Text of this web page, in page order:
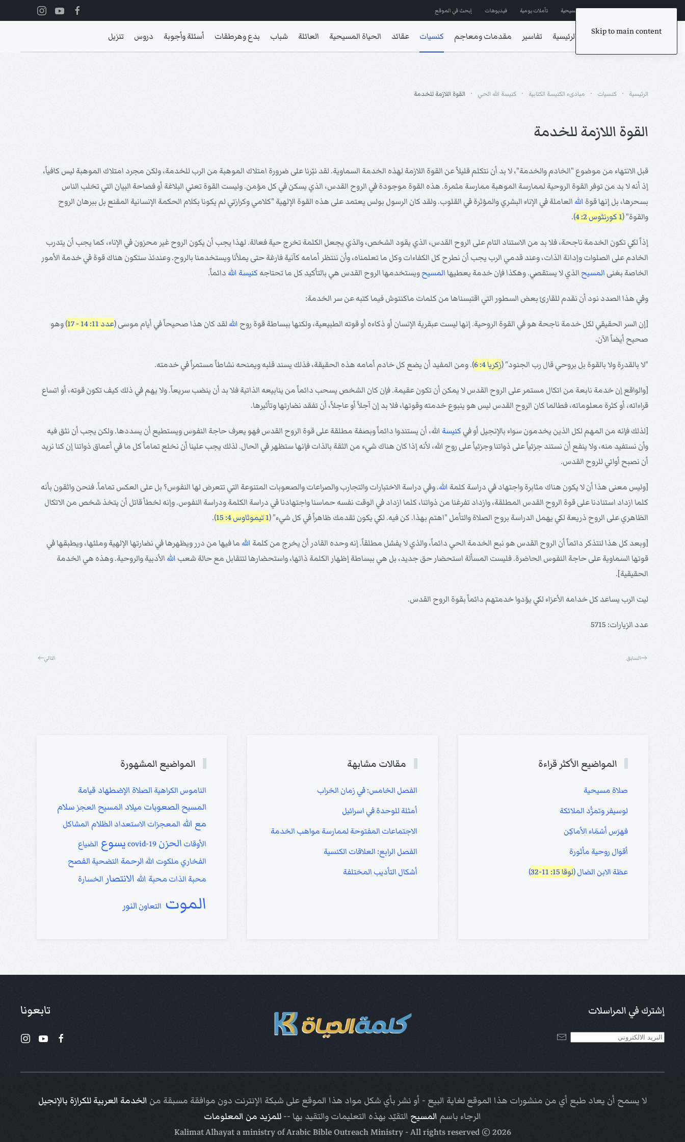
Skip to main content
إشترك في المراسلات ترانيم مسيحية تأملات يومية فيديوهات إبحث في الموقع
الرئيسية تفاسير مقدمات ومعاجم كنسيات عقائد الحياة المسيحية العائلة شباب بدع وهرطقات أسئلة وأجوبة دروس تنزيل
الرئيسية كنسيات مبادىء الكنيسة الكتابية كنيسة الله الحي القوة اللازمة للخدمة
القوة اللازمة للخدمة
قبل الانتهاء من موضوع "الخادم والخدمة"، لا بد أن نتكلم قليلاً عن القوة اللازمة لهذه الخدمة السماوية. لقد نبّرنا على ضرورة امتلاك الموهبة من الرب للخدمة، ولكن مجرد امتلاك الموهبة ليس كافياً،
إذ أنه لا بد من توفر القوة الروحية لممارسة الموهبة ممارسة مثمرة. هذه القوة موجودة في الروح القدس، الذي يسكن في كل مؤمن. وليست القوة تعني البلاغة أو فصاحة البيان التي تخلب الناس
بسحرها، بل إنها قوة الله العاملة في الإناء البشري والمؤثرة في القلوب. ولقد كان الرسول بولس يعتمد على هذه القوة الإلهية "كلامي وكرازتي لم يكونا بكلام الحكمة الإنسانية المقنع بل ببرهان الروح
والقوة" (1 كورنثوس 2: 4 ).
إذاً لكي تكون الخدمة ناجحة، فلا بد من الاستناد التام على الروح القدس، الذي يقود الشخص، والذي يجعل الكلمة تخرج حية فعالة. لهذا يجب أن يكون الروح غير محزون في الإناء، كما يجب أن يتدرب
الخادم على الصلوات وإدانة الذات، وعند قدمي الرب يجب أن نطرح كل الكفاءات وكل ما تعلمناه، وأن ننتظر أمامه كآنية فارغة حتى يملأنا ويستخدمنا بالروح. وعندئذ ستكون هناك قوة في خدمة الأمور
الخاصة بغنى المسيح الذي لا يستقصي. وهكذا فإن خدمة يعطيهاالمسيحويستخدمها الروح القدس هي بالتأكيد كل ما تحتاجه كنيسة الله دائماً.
وفي هذا الصدد نود أن نقدم للقارئ بعض السطور التي اقتبسناها من كلمات ماكنتوش فيما كتبه عن سر الخدمة:
[إن السر الحقيقي لكل خدمة ناجحة هو في القوة الروحية. إنها ليست عبقرية الإنسان أو ذكاءه أو قوته الطبيعية، ولكنها ببساطة قوة روح الله لقد كان هذا صحيحاً في أيام موسى (عدد 11: 14 - 17
) وهو
صحيح أيضاً الآن.
"لا بالقدرة ولا بالقوة بل بروحي قال رب الجنود" (زكريا 4: 6 ). ومن المفيد أن يضع كل خادم أمامه هذه الحقيقة، فذلك يسند قلبه ويمنحه نشاطاً مستمراً في خدمته.
[والواقع إن خدمة نابعة من اتكال مستمر على الروح القدس لا يمكن أن تكون عقيمة. فإن كان الشخص يسحب دائماً من ينابيعه الذاتية فلا بد أن ينضب سريعاً. ولا يهم في ذلك كيف تكون قوته، أو اتساع
قراءاته، أو كثرة معلوماته، فطالما كان الروح القدس ليس هو ينبوع خدمته وقوتها، فلا بد إن آجلاً أو عاجلاً، أن تفقد نضارتها وتأثيرها.
[لذلك فإنه من المهم لكل الذين يخدمون سواء بالإنجيل أو في كنيسة الله، أن يستندوا دائماً وبصفة مطلقة على قوة الروح القدس فهو يعرف حاجة النفوس ويستطيع أن يسددها. ولكن يجب أن نثق فيه
وأن نستفيد منه، ولا ينفع أن نستند جزئياً على ذواتنا وجزئياً على روح الله، لأنه إذا كان هناك شيء من الثقة بالذات فإنها ستظهر في الحال. لذلك يجب علينا أن نخلع تماماً كل ما في أعماق ذواتنا إن كنا نريد
أن نصبح أواني للروح القدس.
[وليس معنى هذا أن لا يكون هناك مثابرة واجتهاد في دراسة كلمة الله. وفي دراسة الاختبارات والتجارب والصراعات والصعوبات المتنوعة التي تتعرض لها النفوس؟ بل على العكس تماماً. فنحن واثقون بأنه
كلما ازداد استنادنا على قوة الروح القدس المطلقة، وازداد تفرغنا من ذواتنا، كلما ازداد في الوقت نفسه حماسنا واجتهادنا في دراسة الكلمة ودراسة النفوس. وإنه لخطأ قاتل أن يتخذ شخص من الاتكال
الظاهري على الروح ذريعة لكي يهمل الدراسة بروح الصلاة والتأمل "اهتم بهذا. كن فيه. لكي يكون تقدمك ظاهراً في كل شيء" (1 تيموثاوس 4: 15 ).
[وبعد كل هذا لنتذكر دائماً أن الروح القدس هو نبع الخدمة الحي دائماً، والذي لا يفشل مطلقاً. إنه وحده القادر أن يخرج من كلمة الله ما فيها من درر ويظهرها في نضارتها الإلهية وملئها، ويطبقها في
قوتها السماوية على حاجة النفوس الحاضرة. فليست المسألة استحضار حق جديد، بل هي ببساطة إظهار الكلمة ذاتها، واستحضارها لتتقابل مع حالة شعب الله الأدبية والروحية. وهذه هي الخدمة
الحقيقية].
ليت الرب يساعد كل خدامه الأعزاء لكي يؤدوا خدمتهم دائماً بقوة الروح القدس.
عدد الزيارات: 5715
السابق التالي
المواضيع الأكثر قراءة
صلاة مسيحية
لوسيفر وتمرُّد الملائكة
فهرَس أسْمَاء الأماكِن
أقوال روحية مأثورة
عظة الابن الضال (لوقا 15: 11-32 )
مقالات مشابهة
الفصل الخامس: في زمان الخراب
أمثلة للوحدة في اسرائيل
الاجتماعات المفتوحة لممارسة مواهب الخدمة
الفصل الرابع: العلاقات الكنسية
أشكال التأديب المختلفة
المواضيع المشهورة
الناموس الكراهية الصلاة الإضطهاد قيامة
المسيح الصعوباتميلاد المسيح العجز سلام
مع الله المعجزات الاستعداد الظلام المشاكل
الأوقات الحزن covid-19يسوع الضياع
الفخاري ملكوت الله الرحمة التضحية الفصح
محبة الذاتمحبة الله الانتصار الخسارة
الموت التعاون النور
إشترك في المراسلات تابعونا
لا يسمح أن يعاد طبع أي من منشورات هذا الموقع لغاية البيع - أو نشر بأي شكل مواد هذا الموقع على شبكة الإنترنت دون موافقة مسبقة من الخدمة العربية للكرازة بالإنجيل
الرجاء باسم المسيح التقيّد بهذه التعليمات والتقيد بها --للمزيد من المعلومات
2026
© Kalimat Alhayat a ministry of
Arabic Bible Outreach Ministry- All rights reserved